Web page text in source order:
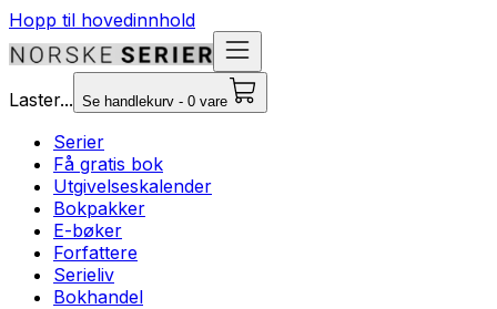
Hopp til hovedinnhold
Laster... Se handlekurv - 0 vare
Serier
Få gratis bok
Utgivelseskalender
Bokpakker
E-bøker
Forfattere
Serieliv
Bokhandel